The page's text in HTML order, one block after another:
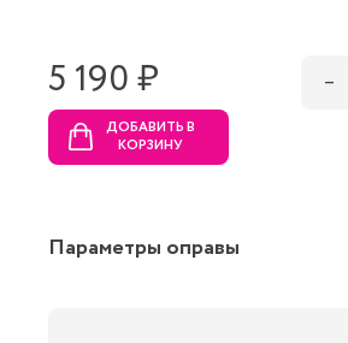
5 190 ₷ –
ДОБАВИТЬ В
КОРЗИНУ
Параметры оправы